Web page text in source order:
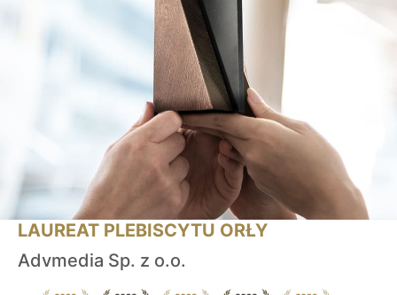
LAUREAT PLEBISCYTU ORŁY
Advmedia Sp. z o.o.